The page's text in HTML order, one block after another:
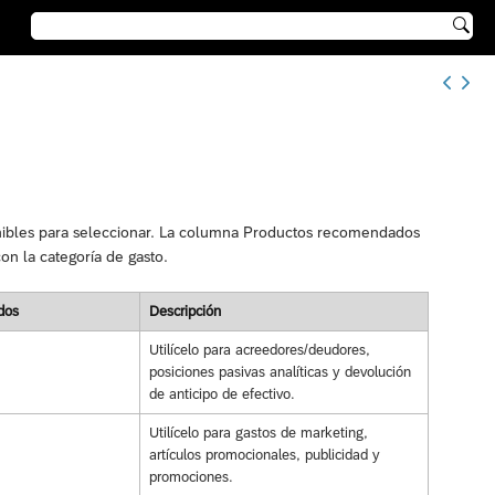

para seleccionar. La columna Productos recomendados
la categoría de gasto.
Descripción
Utilícelo para acreedores/deudores,
posiciones pasivas analíticas y devolución
de anticipo de efectivo.
Utilícelo para gastos de marketing,
artículos promocionales, publicidad y
promociones.